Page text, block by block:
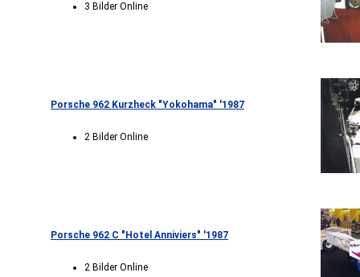
3 Bilder Online
Porsche 962 Kurzheck "Yokohama" '1987
2 Bilder Online
Porsche 962 C "Hotel Anniviers" '1987
2 Bilder Online